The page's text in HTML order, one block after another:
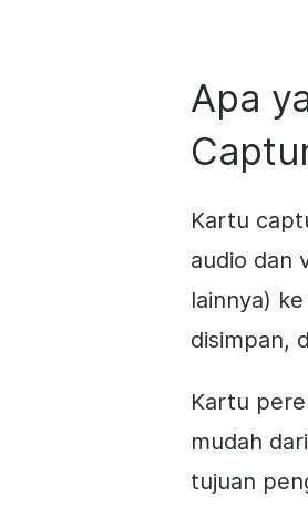
Apa
Kartu
audio dan
lainnya)
disimpan,
Kartu
mudah
tujuan